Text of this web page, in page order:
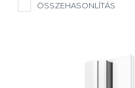
ÖSSZEHASONLÍTÁS